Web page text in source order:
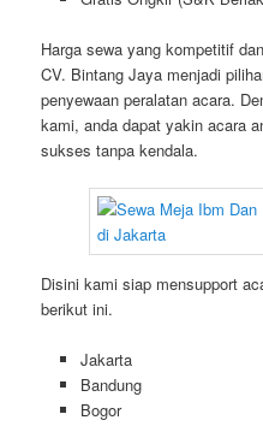
Harga sewa yang kompetitif
CV. Bintang Jaya menjadi
penyewaan peralatan acara.
kami, anda dapat yakin acara
sukses tanpa kendala.
Disini kami siap mensupport
berikut ini.
Jakarta
Bandung
Bogor